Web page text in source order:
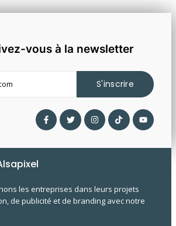
vous à la newsletter
S'inscrire
les entreprises dans leurs projets
de publicité et de branding avec notre